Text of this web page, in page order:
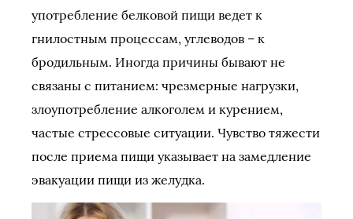
употребление белковой пищи ведет к
гнилостным процессам, углеводов – к
бродильным. Иногда причины бывают не
связаны с питанием: чрезмерные нагрузки,
злоупотребление алкоголем и курением,
частые стрессовые ситуации. Чувство тяжести
после приема пищи указывает на замедление
эвакуации пищи из желудка.